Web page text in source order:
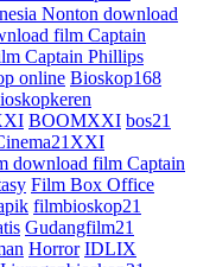
Nonton download
film Captain
Captain Phillips
online Bioskop168
BOOMXXI bos21
download film Captain
Film Box Office
filmbioskop21
Gudangfilm21
Horror IDLIX